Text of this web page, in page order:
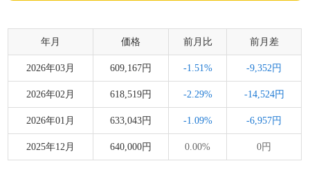
年月 価格 前月比 前月差
2026年03月 609,167円 -1.51% -9,352円
2026年02月 618,519円 -2.29% -14,524円
2026年01月 633,043円 -1.09% -6,957円
2025年12月 640,000円 0.00% 0円